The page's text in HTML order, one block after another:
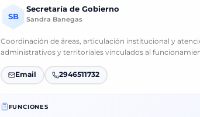
SB
Secretaría de Gobierno
Sandra Banegas
Coordinación de áreas, articulación institucional y
administrativos y territoriales vinculados al
Email 2946511732
FUNCIONES